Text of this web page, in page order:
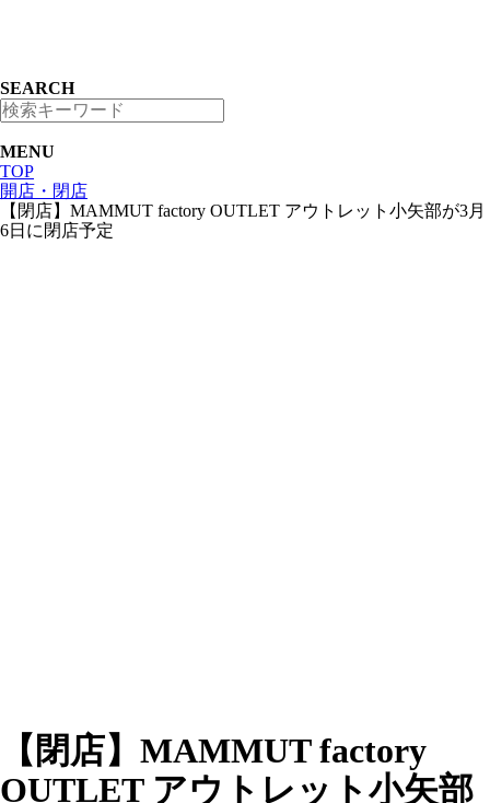
SEARCH
MENU
TOP
開店・閉店
【閉店】MAMMUT factory OUTLET アウトレット小矢部が3月
6日に閉店予定
【閉店】MAMMUT factory
OUTLET アウトレット小矢部